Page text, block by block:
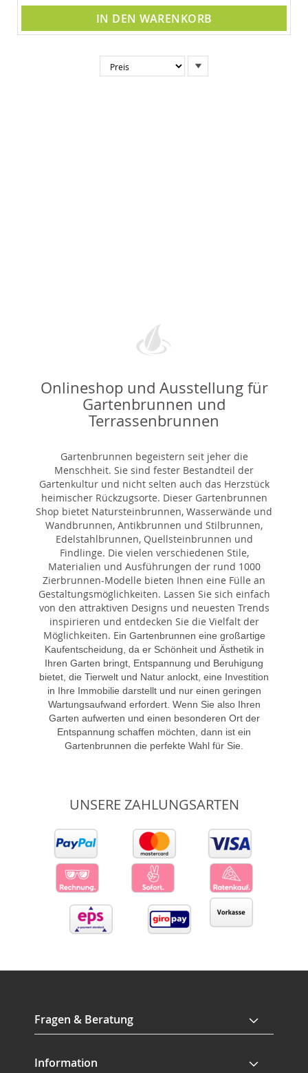
IN DEN WARENKORB
absteigender
Onlineshop und Ausstellung für
Gartenbrunnen und
Terrassenbrunnen
Gartenbrunnen begeistern seit jeher die
Menschheit. Sie sind fester Bestandteil der
Gartenkultur und nicht selten auch das Herzstück
heimischer Rückzugsorte. Dieser Gartenbrunnen
Shop bietet Natursteinbrunnen, Wasserwände und
Wandbrunnen, Antikbrunnen und Stilbrunnen,
Edelstahlbrunnen, Quellsteinbrunnen und
Findlinge. Die vielen verschiedenen Stile,
Materialien und Ausführungen der rund 1000
Zierbrunnen-Modelle bieten Ihnen eine Fülle an
Gestaltungsmöglichkeiten. Lassen Sie sich einfach
von den attraktiven Designs und neuesten Trends
inspirieren und entdecken Sie die Vielfalt der
Möglichkeiten. Ein Gartenbrunnen eine großartige
Kaufentscheidung, da er Schönheit und Ästhetik in
Ihren Garten bringt, Entspannung und Beruhigung
bietet, die Tierwelt und Natur anlockt, eine Investition
in Ihre Immobilie darstellt und nur einen geringen
Wartungsaufwand erfordert. Wenn Sie also Ihren
Garten aufwerten und einen besonderen Ort der
Entspannung schaffen möchten, dann ist ein
Gartenbrunnen die perfekte Wahl für Sie.
UNSERE ZAHLUNGSARTEN
Fragen & Beratung
Information